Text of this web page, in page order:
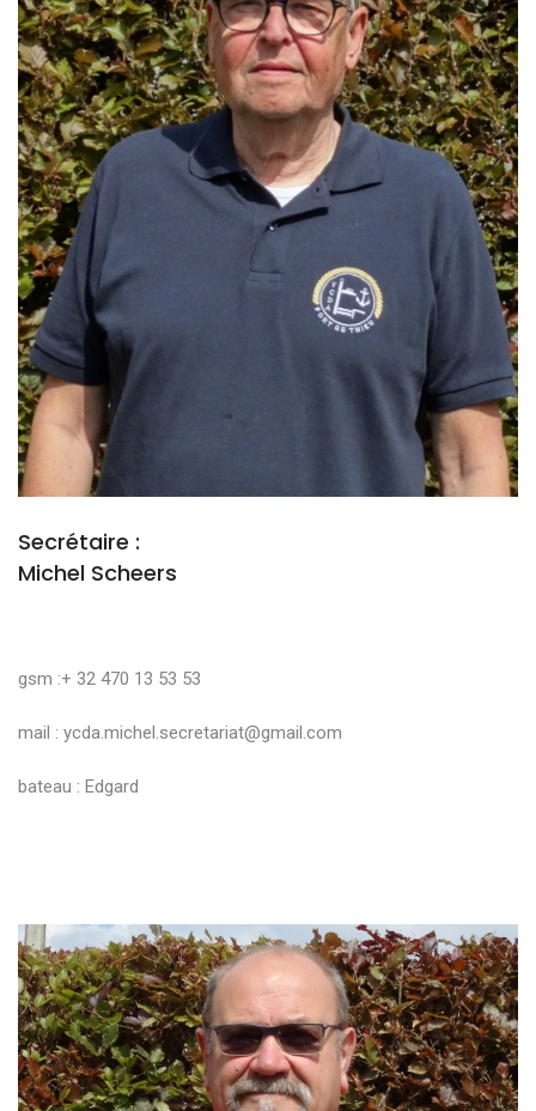
Secrétaire :
Michel Scheers
gsm :+ 32 470 13 53 53
mail : ycda.michel.secretariat@gmail.com
bateau : Edgard